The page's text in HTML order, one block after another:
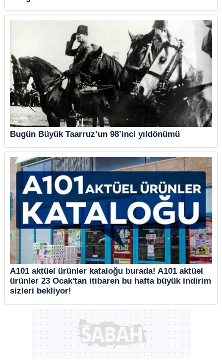
Bugün Büyük Taarruz’un 98’inci yıldönümü
A101 aktüel ürünler kataloğu burada! A101 aktüel
ürünler 23 Ocak'tan itibaren bu hafta büyük indirim
sizleri bekliyor!